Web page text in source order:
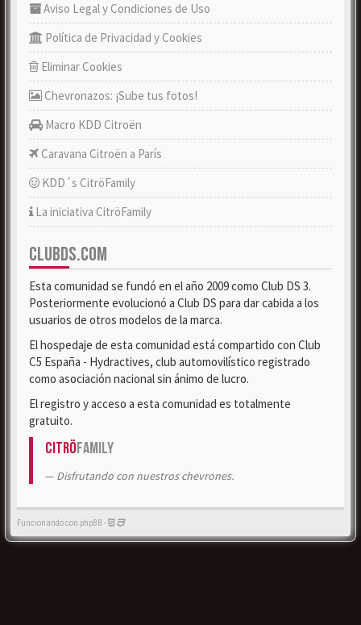
Aviso Legal y Condiciones de Uso
Política de Privacidad y Cookies
Eliminar Cookies
Chevronazos: ¡Sube tus fotos!
Macro KDD Citroën
Caravana Citroën a París
KDD´s CitröFamily
La iniciativa CitröFamily
CLUBDS.COM
Esta comunidad se fundó en el año 2009 como Club DS 3.
Posteriormente evolucionó a Club DS para dar cabida a los
usuarios de otros modelos de la marca.
El hospedaje de esta comunidad está compartido con Club
C5 España - Hydractives, club automovilístico registrado
como asociación nacional sin ánimo de lucro.
El registro y acceso a esta comunidad es totalmente
gratuito.
CitröFamily
Disfrutando con nuestros chevrones.
Funcionando con phpBB -